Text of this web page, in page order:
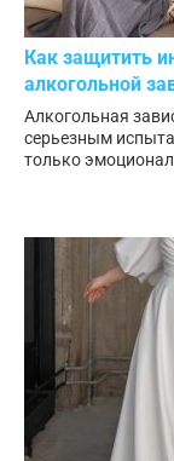
Как защитить
алкогольной
Алкогольная
серьезным
только